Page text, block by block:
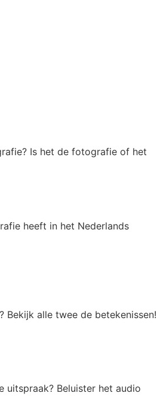
Is het de fotografie of het
heeft in het Nederlands
alle twee de betekenissen!
Beluister het audio